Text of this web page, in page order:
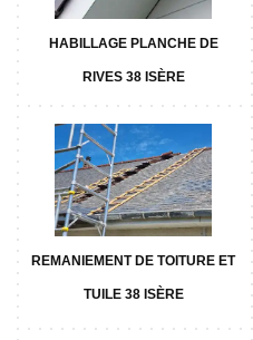
HABILLAGE PLANCHE DE
RIVES 38 ISÈRE
REMANIEMENT DE TOITURE ET
TUILE 38 ISÈRE